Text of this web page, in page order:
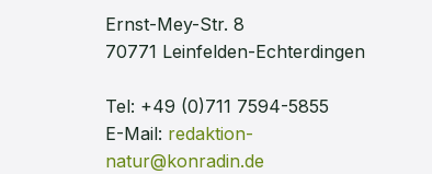
Ernst-Mey-Str. 8
70771 Leinfelden-Echterdingen
Tel: +49 (0)711 7594-5855
E-Mail: redaktion-
natur@konradin.de